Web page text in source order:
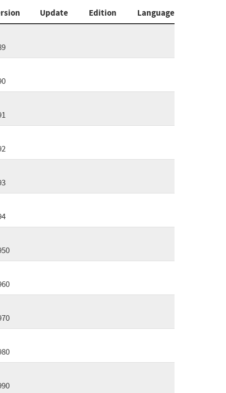
Update Edition
Language